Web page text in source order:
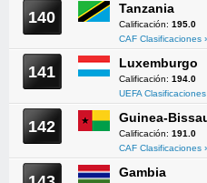
140 Tanzania
Calificación: 195.0
CAF Clasificaciones
141 Luxemburgo
Calificación: 194.0
UEFA
142 Guinea-
Calificación: 191.0
CAF Clasificaciones
Gambia